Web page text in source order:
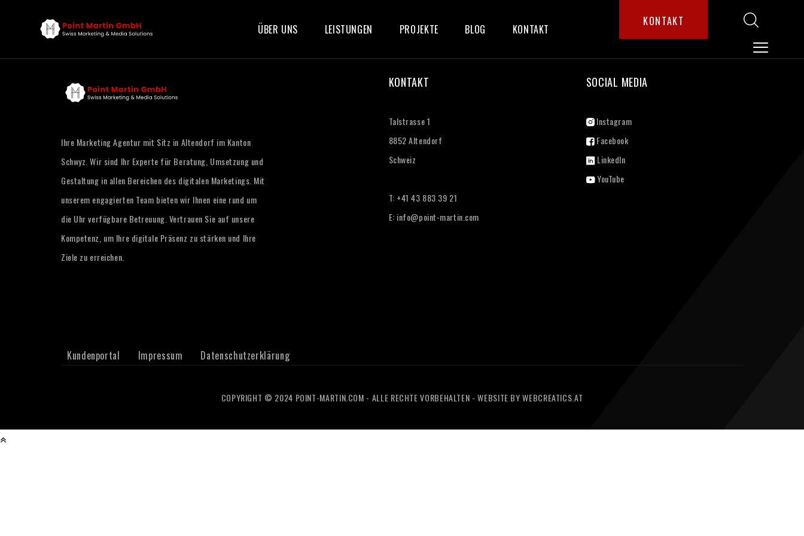
ÜBER UNS LEISTUNGEN PROJEKTE BLOG KONTAKT
KONTAKT
Ihre Marketing Agentur mit Sitz in Altendorf im Kanton
Schwyz. Wir sind Ihr Experte für Beratung, Umsetzung und
Gestaltung in allen Bereichen des digitalen Marketings. Mit
unserem engagierten Team bieten wir Ihnen eine rund um
die Uhr verfügbare Betreuung. Vertrauen Sie auf unsere
Kompetenz, um Ihre digitale Präsenz zu stärken und Ihre
Ziele zu erreichen.
KONTAKT
Talstrasse 1
8852 Altendorf
Schweiz
T: +41 43 883 39 21‬
E: info@point-martin.com
SOCIAL MEDIA
Instagram
Facebook
LinkedIn
YouTube
Kundenportal Impressum Datenschutzerklärung
COPYRIGHT © 2024 POINT-MARTIN.COM - ALLE RECHTE VORBEHALTEN - WEBSITE BYWEBCREATICS.AT